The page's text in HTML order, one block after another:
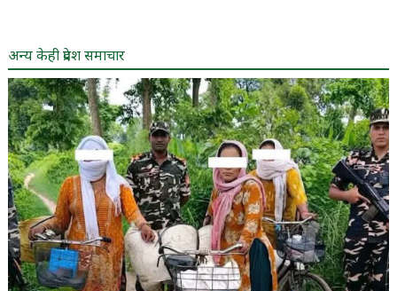
अन्य केही प्रदेश समाचार